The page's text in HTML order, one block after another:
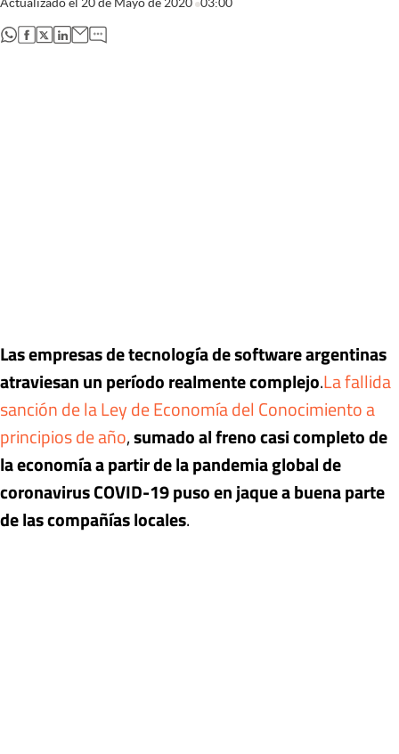
abre en nueva pestaña
abre en nueva pestaña
abre en nueva pestaña
abre en nueva pestaña
Las empresas de tecnología de software argentinas
atraviesan un período realmente complejo.La fallida
sanción de la Ley de Economía del Conocimiento a
principios de año,sumado al freno casi completo de
la economía a partir de la pandemia global de
coronavirus COVID-19 puso en jaque a buena parte
de las compañías locales.